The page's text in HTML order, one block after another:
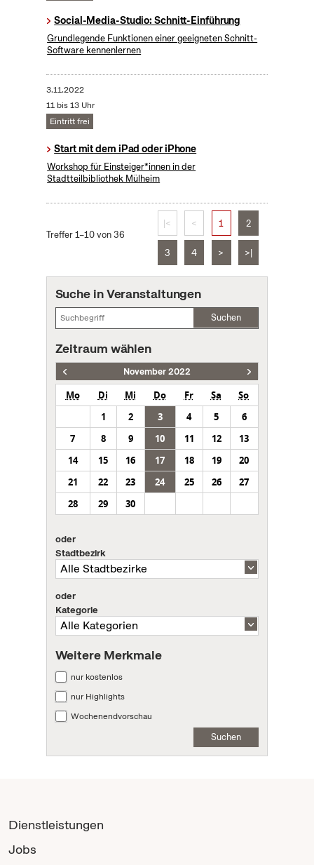
Social-Media-Studio: Schnitt-Einführung
Grundlegende Funktionen einer geeigneten Schnitt-
Software kennenlernen
3.11.2022
11 bis 13 Uhr
Eintritt frei
Start mit dem iPad oder iPhone
Workshop für Einsteiger*innen in der
Stadtteilbibliothek Mülheim
Treffer 1–10 von 36
|< < 1 2
3 4 > >|
Suche in Veranstaltungen
Suchen
Zeitraum wählen
November 2022
Mo Di Mi Do Fr Sa
So
1
2 3 4 5
6
7
8 9 10 11 12
13
14
15 16 17 18 19
20
21
22 23 24 25 26
27
28
29 30
oder
Stadtbezirk
oder
Kategorie
Weitere Merkmale
nur kostenlos
nur Highlights
Wochenendvorschau
Suchen
Dienstleistungen
Jobs